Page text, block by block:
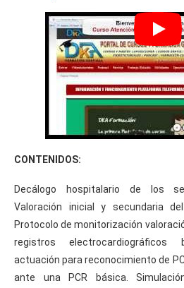
CONTENIDOS:
Decálogo hospitalario de los
Valoración inicial y secundaria
Protocolo de monitorización
registros electrocardiográficos
actuación para reconocimiento de
ante una PCR básica.